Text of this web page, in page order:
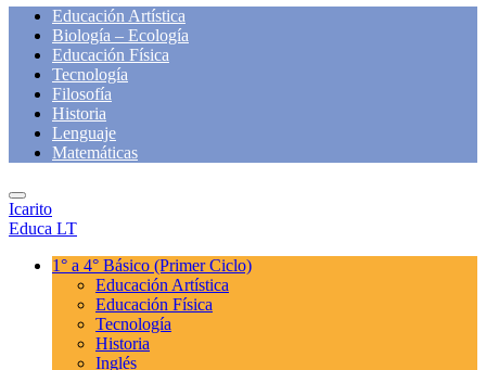
Educación Artística
Biología – Ecología
Educación Física
Tecnología
Filosofía
Historia
Lenguaje
Matemáticas
Icarito
Educa LT
1° a 4° Básico (Primer Ciclo)
Educación Artística
Educación Física
Tecnología
Historia
Inglés